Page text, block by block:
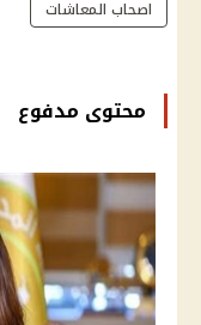
اصحاب المعاشات
محتوى مدفوع